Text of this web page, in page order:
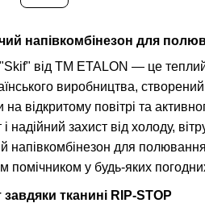
напівкомбінезон для
від TM ETALON — це
виробництва,
на відкритому повітрі та
і надійний захист від холоду,
напівкомбінезон для
помічником у будь-яких
завдяки тканині RIP-STOP